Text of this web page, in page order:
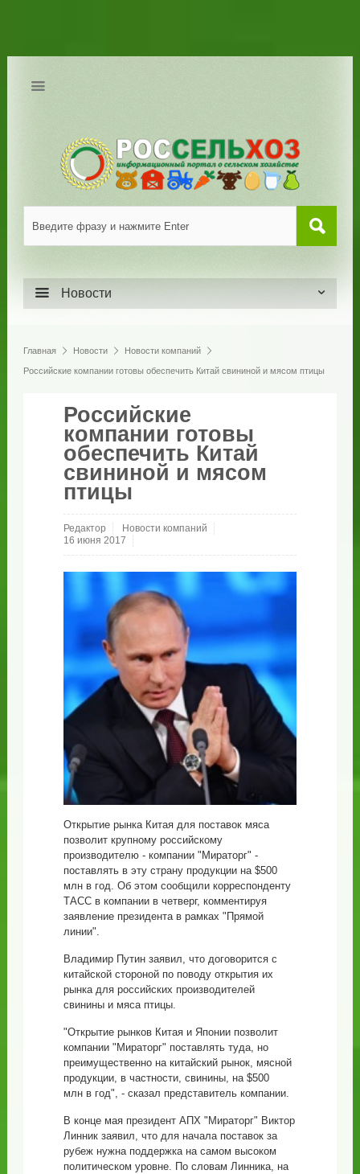
Новости
Главная Новости Новости компаний
Российские компании готовы обеспечить Китай свининой и мясом птицы
Российские
компании готовы
обеспечить Китай
свининой и мясом
птицы
Редактор
Новости компаний
16 июня 2017
Открытие рынка Китая для поставок мяса
позволит крупному российскому
производителю - компании "Мираторг" -
поставлять в эту страну продукции на $500
млн в год. Об этом сообщили корреспонденту
ТАСС в компании в четверг, комментируя
заявление президента в рамках "Прямой
линии".
Владимир Путин заявил, что договорится с
китайской стороной по поводу открытия их
рынка для российских производителей
свинины и мяса птицы.
"Открытие рынков Китая и Японии позволит
компании "Мираторг" поставлять туда, но
преимущественно на китайский рынок, мясной
продукции, в частности, свинины, на $500
млн в год", - сказал представитель компании.
В конце мая президент АПХ "Мираторг" Виктор
Линник заявил, что для начала поставок за
рубеж нужна поддержка на самом высоком
политическом уровне. По словам Линника, на